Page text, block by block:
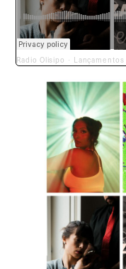
Radio Olisipo ·